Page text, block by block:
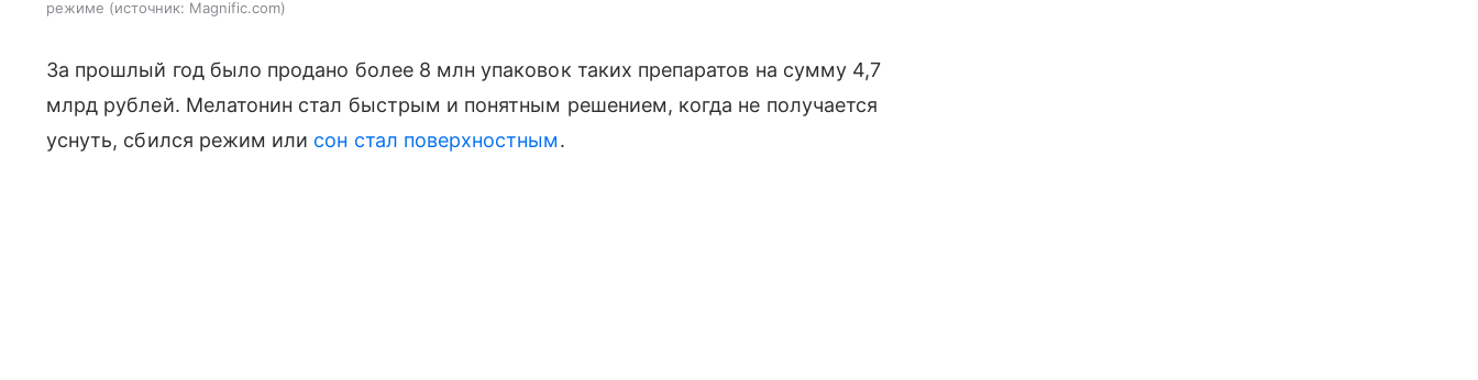
режиме
источник: Magnific.com
За прошлый год было продано более 8 млн упаковок таких препаратов на сумму 4,7
млрд рублей. Мелатонин стал быстрым и понятным решением, когда не получается
уснуть, сбился режим или сон стал поверхностным.